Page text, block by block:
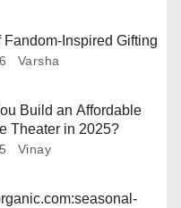
Inspired Gifting
Varsha
Build an Affordable
Theater in 2025?
Vinay